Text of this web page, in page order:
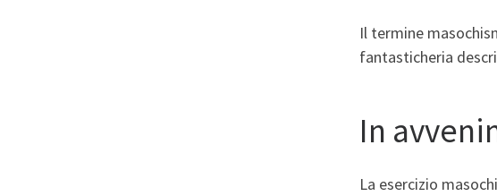
Il termine
fantasticheria
In
La esercizio